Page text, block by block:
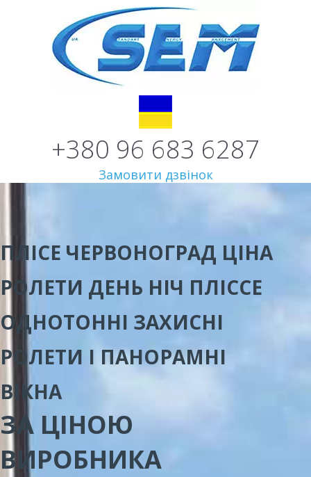
+380 96 683 6287
Замовити дзвінок
ПЛІСЕ ЧЕРВОНОГРАД ЦІНА
РОЛЕТИ ДЕНЬ НІЧ ПЛІССЕ
ОДНОТОННІ ЗАХИСНІ
РОЛЕТИ І ПАНОРАМНІ
ВІКНА
ЗА ЦІНОЮ
ВИРОБНИКА